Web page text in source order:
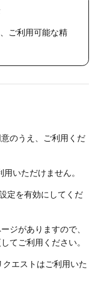
ご利用可能な精
のうえ、ご利用くだ
いただけません。
定を有効にしてくだ
ジがありますので、
てご利用ください。
エストはご利用いた